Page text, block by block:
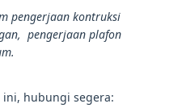
pengerjaan kontruksi
pengerjaan plafon
ini, hubungi segera: